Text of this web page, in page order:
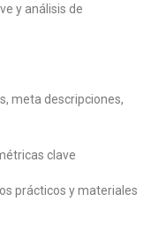
y análisis de
meta descripciones,
clave
prácticos y materiales